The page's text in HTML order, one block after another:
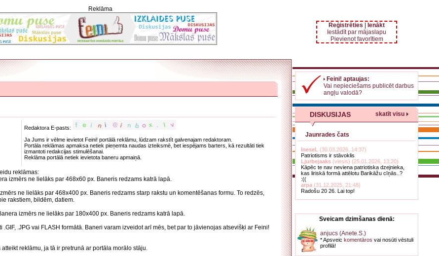
Reklāma
Reģistrēties
Ienākt
Iestādīt par mājaslapu
Pievienot favorītiem
Redaktora E-pasts:
Ja Jums ir vēlme ievietot Feini! portālā reklāmu, lūdzam rakstīt galvenajam redaktoram.
Portāla reklāmas apmaksa netiek pieņemta naudas izteiksmē, bet iespējams barters, kā rezultāti tiek
izmantoti redakcijas stimulēšanai.
Reklāma portālā netiek ievietota baneru apmaiņā.
reklāmas:
izmērs ne lielāks par 468x60 px. Baneris redzams katrā lapā.
ne lielāks par 468x400 px. Baneris redzams starp rakstu un komentēšanas formu. To redzēs,
rakstiem, bildēm, datiem.
izmērs ne lielāks par 180x400 px. Baneris redzams katrā lapā.
.GIF, .JPG vai FLASH formātā. Baneri varam izveidot arī mēs, bet par to jāvienojas atsevišķi ar Feini!
reklāmu, ja tā ir pretrunā ar portāla morālo stāju.
Feini! aptaujas:
Vai nepieciešams publicēt darbus
angļu valodā?
DISKUSIJAS skatīt visu
Jaunrades čats
IneseL (30.03.2026, 14:37)
Patriotisms ir stāvoklis
Ljurbejaaks (viesis) (25.01.2026, 13:20)
Kāpēc te nav neviena patriotiska dzejnieka,
kas liriskā formā attēlotu Barikāžu cīņās..?
:((
arpa (31.12.2025, 21:48)
Radošu 20 26. Lai top!
Sveicam dzimšanas dienā:
anjucs (Anete.S.)
* Apsveic komentāros vai nosūti vēstuli
profilā!